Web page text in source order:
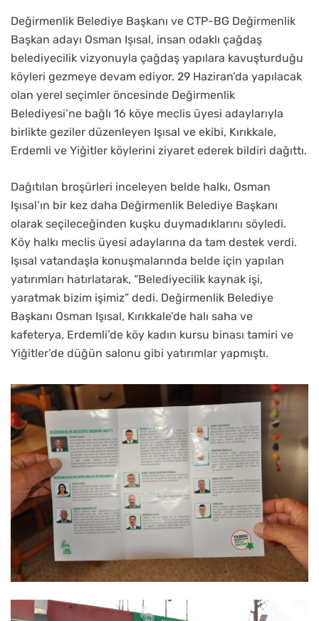
Değirmenlik Belediye Başkanı ve CTP-BG Değirmenlik
Başkan adayı Osman Işısal, insan odaklı çağdaş
belediyecilik vizyonuyla çağdaş yapılara kavuşturduğu
köyleri gezmeye devam ediyor. 29 Haziran’da yapılacak
olan yerel seçimler öncesinde Değirmenlik
Belediyesi’ne bağlı 16 köye meclis üyesi adaylarıyla
birlikte geziler düzenleyen Işısal ve ekibi, Kırıkkale,
Erdemli ve Yiğitler köylerini ziyaret ederek bildiri dağıttı.
Dağıtılan broşürleri inceleyen belde halkı, Osman
Işısal’ın bir kez daha Değirmenlik Belediye Başkanı
olarak seçileceğinden kuşku duymadıklarını söyledi.
Köy halkı meclis üyesi adaylarına da tam destek verdi.
Işısal vatandaşla konuşmalarında belde için yapılan
yatırımları hatırlatarak, “Belediyecilik kaynak işi,
yaratmak bizim işimiz” dedi. Değirmenlik Belediye
Başkanı Osman Işısal, Kırıkkale’de halı saha ve
kafeterya, Erdemli’de köy kadın kursu binası tamiri ve
Yiğitler’de düğün salonu gibi yatırımlar yapmıştı.